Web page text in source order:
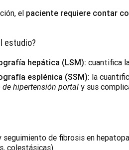
el paciente requiere contar
estudio?
hepática (LSM): cuantifica
esplénica (SSM): la
de hipertensión portal y sus
seguimiento de fibrosis en
colestásicas).